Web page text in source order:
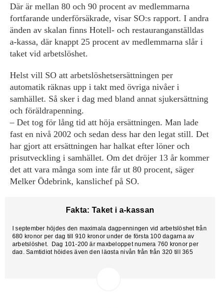
Där är mellan 80 och 90 procent av medlemmarna
fortfarande underförsäkrade, visar SO:s rapport. I andra
änden av skalan finns Hotell- och restauranganställdas
a-kassa, där knappt 25 procent av medlemmarna slår i
taket vid arbetslöshet.
Helst vill SO att arbetslöshetsersättningen per
automatik räknas upp i takt med övriga nivåer i
samhället. Så sker i dag med bland annat sjukersättning
och föräldrapenning.
– Det tog för lång tid att höja ersättningen. Man lade
fast en nivå 2002 och sedan dess har den legat still. Det
har gjort att ersättningen har halkat efter löner och
prisutveckling i samhället. Om det dröjer 13 år kommer
det att vara många som inte får ut 80 procent, säger
Melker Ödebrink, kanslichef på SO.
Fakta: Taket i a-kassan
I september höjdes den maximala dagpenningen vid arbetslöshet från
680 kronor per dag till 910 kronor under de första 100 dagarna av
arbetslöshet. Dag 101-200 är maxbeloppet numera 760 kronor per
dag. Samtidigt höjdes även den lägsta nivån från från 320 till 365